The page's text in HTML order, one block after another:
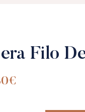
Filo
€